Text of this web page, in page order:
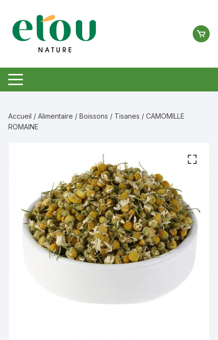
contenu
Accueil /Alimentaire /Boissons / Tisanes / CAMOMILLE
ROMAINE